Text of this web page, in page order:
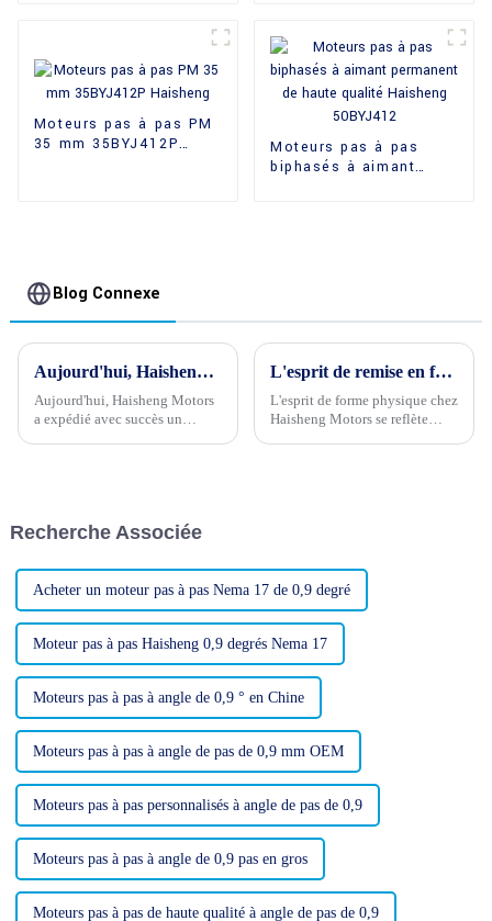
Moteurs pas à pas PM
35 mm 35BYJ412P
Moteurs pas à pas
biphasés à aimant
Blog Connexe
Aujourd'hui, Haisheng Motors a expédié avec succès un lot important de marchandises essentielles à nos clients
Aujourd'hui, Haisheng Motors
a expédié avec succès un
l'entreprise à exceller…
L'esprit de remise en forme physique chez Haisheng Motors
L'esprit de forme physique chez
Haisheng Motors se reflète
Recherche Associée
Acheter un moteur pas à pas Nema 17 de 0,9 degré
Moteur pas à pas Haisheng 0,9 degrés Nema 17
Moteurs pas à pas à angle de 0,9 ° en Chine
Moteurs pas à pas à angle de pas de 0,9 mm OEM
Moteurs pas à pas personnalisés à angle de pas de 0,9
Moteurs pas à pas à angle de 0,9 pas en gros
Moteurs pas à pas de haute qualité à angle de pas de 0,9